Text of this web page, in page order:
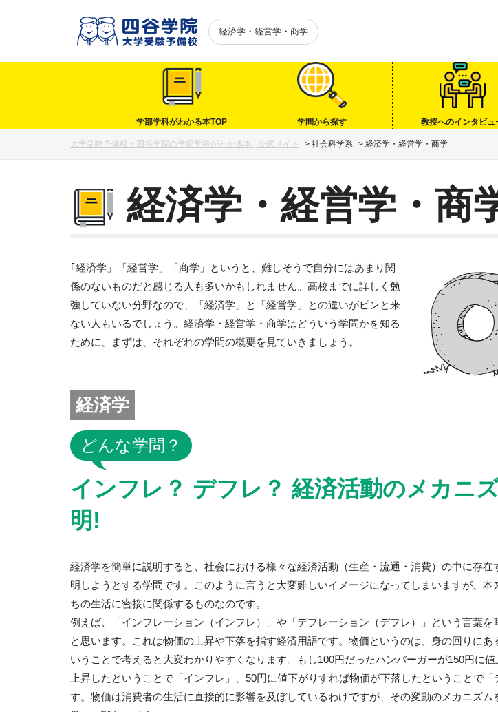
経済学・経営学・商学
学部学科がわかる本TOP 学問から探す 教授へのインタビュ
大学受験予備校・四谷学院の学部学科がわかる本 | 公式サイト > 社会科学系 > 経済学・経営学・商学
経済学・経営学・商
｢経済学」「経営学」「商学」というと、難しそうで自分にはあまり関
係のないものだと感じる人も多いかもしれません。高校までに詳しく勉
強していない分野なので、「経済学」と「経営学」との違いがピンと来
ない人もいるでしょう。経済学・経営学・商学はどういう学問かを知る
ために、まずは、それぞれの学問の概要を見ていきましょう。
経済学
どんな学問？
インフレ？ デフレ？ 経済活動のメカニ
明!
経済学を簡単に説明すると、社会における様々な経済活動（生産・流通・消費）の中に存在
明しようとする学問です。このように言うと大変難しいイメージになってしまいますが、本
ちの生活に密接に関係するものなのです。
例えば、「インフレーション（インフレ）」や「デフレーション（デフレ）」という言葉を
と思います。これは物価の上昇や下落を指す経済用語です。物価というのは、身の回りにあ
いうことで考えると大変わかりやすくなります。もし100円だったハンバーガーが150円に
上昇したということで「インフレ」、50円に値下がりすれば物価が下落したということで「
す。物価は消費者の生活に直接的に影響を及ぼしているわけですが、その変動のメカニズム